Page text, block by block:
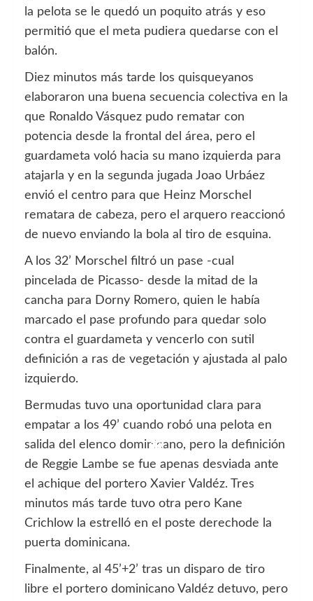
la pelota se le quedó un poquito atrás y eso
permitió que el meta pudiera quedarse con el
balón.
Diez minutos más tarde los quisqueyanos
elaboraron una buena secuencia colectiva en la
que Ronaldo Vásquez pudo rematar con
potencia desde la frontal del área, pero el
guardameta voló hacia su mano izquierda para
atajarla y en la segunda jugada Joao Urbáez
envió el centro para que Heinz Morschel
rematara de cabeza, pero el arquero reaccionó
de nuevo enviando la bola al tiro de esquina.
A los 32’ Morschel filtró un pase -cual
pincelada de Picasso- desde la mitad de la
cancha para Dorny Romero, quien le había
marcado el pase profundo para quedar solo
contra el guardameta y vencerlo con sutil
definición a ras de vegetación y ajustada al palo
izquierdo.
Bermudas tuvo una oportunidad clara para
empatar a los 49’ cuando robó una pelota en
salida del elenco dominicano, pero la definición
de Reggie Lambe se fue apenas desviada ante
el achique del portero Xavier Valdéz. Tres
minutos más tarde tuvo otra pero Kane
Crichlow la estrelló en el poste derechode la
puerta dominicana.
Finalmente, al 45’+2’ tras un disparo de tiro
libre el portero dominicano Valdéz detuvo, pero